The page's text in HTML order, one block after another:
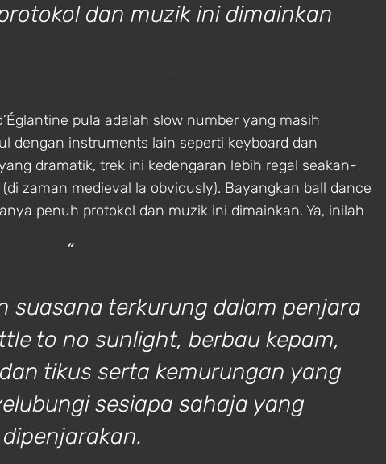
dan muzik ini dimainkan
pula adalah slow number yang masih
dengan instruments lain seperti keyboard dan
dramatik, trek ini kedengaran lebih regal seakan-
zaman medieval la obviously). Bayangkan ball dance
penuh protokol dan muzik ini dimainkan. Ya, inilah
suasana terkurung dalam penjara
to no sunlight, berbau kepam,
tikus serta kemurungan yang
sesiapa sahaja yang
dipenjarakan.